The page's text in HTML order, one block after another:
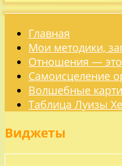
Главная
Мои методики,
Отношения —
Самоисцеление
Волшебные
Таблица Луизы
Виджеты